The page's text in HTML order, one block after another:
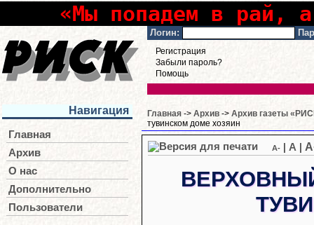
«Мы попадем в рай,
Логин:
Регистрация
Забыли пароль?
Помощь
Навигация
Главная
Архив
О нас
Дополнительно
Пользователи
Главная -> Архив -> Архив газеты
тувинском доме хозяин
A- A